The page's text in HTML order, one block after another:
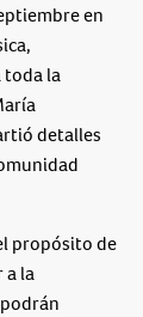
en
la
detalles
propósito de
a la